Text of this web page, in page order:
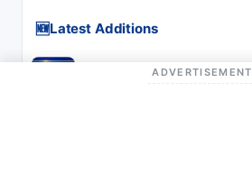
🆕Latest Additions
ADVERTISEMENT